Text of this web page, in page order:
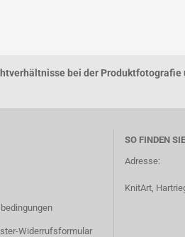
bei der
Widerrufsformular
SO FINDEN
Adresse:
KnitArt,